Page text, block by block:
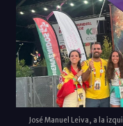
José Manuel Leiva, a la